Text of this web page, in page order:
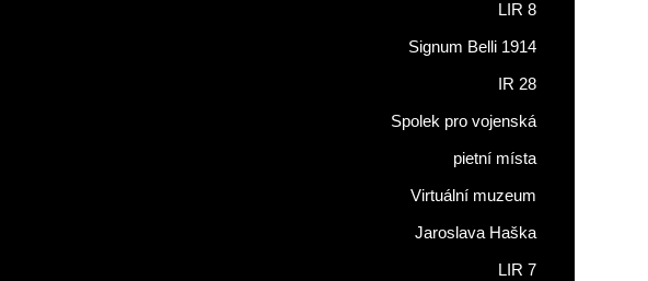
LIR 8
Signum Belli 1914
IR 28
Spolek pro vojenská
pietní místa
Virtuální muzeum
Jaroslava Haška
LIR 7